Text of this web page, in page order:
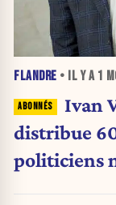
FLANDRE • IL Y A 1
Ivan
distribue
politiciens